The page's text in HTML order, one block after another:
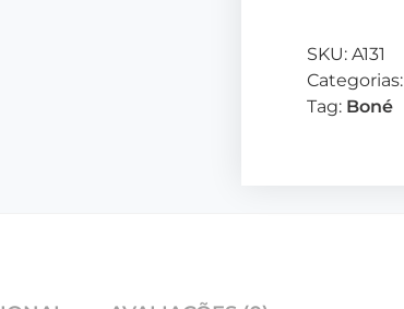
SKU: A131
Categorias:
Tag: Boné